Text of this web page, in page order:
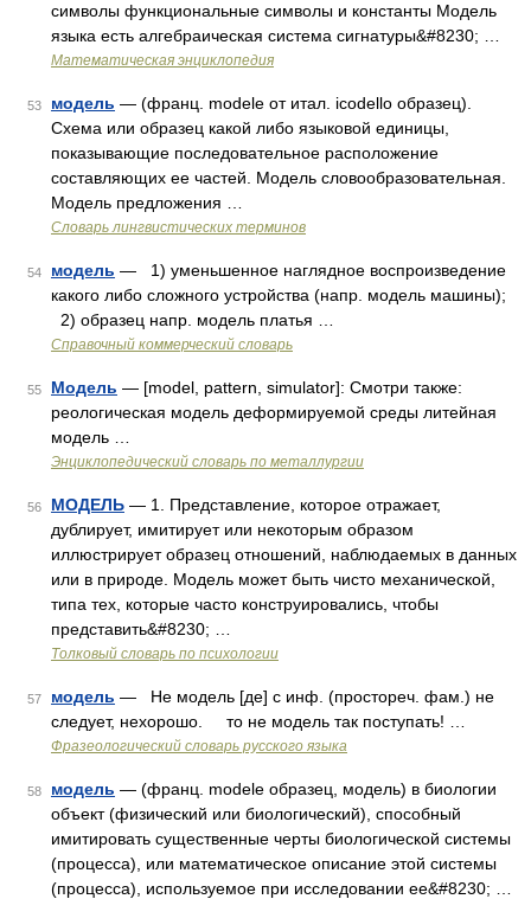
символы функциональные символы и константы Модель
языка есть алгебраическая система сигнатуры&#8230; …
Математическая энциклопедия
53 модель — (франц. modele от итал. icodello образец).
Схема или образец какой либо языковой единицы,
показывающие последовательное расположение
составляющих ее частей. Модель словообразовательная.
Модель предложения …
Словарь лингвистических терминов
54 модель — 1) уменьшенное наглядное воспроизведение
какого либо сложного устройства (напр. модель машины);
2) образец напр. модель платья …
Справочный коммерческий словарь
55 Модель — [model, pattern, simulator]: Смотри также:
реологическая модель деформируемой среды литейная
модель …
Энциклопедический словарь по металлургии
56 МОДЕЛЬ — 1. Представление, которое отражает,
дублирует, имитирует или некоторым образом
иллюстрирует образец отношений, наблюдаемых в данных
или в природе. Модель может быть чисто механической,
типа тех, которые часто конструировались, чтобы
представить&#8230; …
Толковый словарь по психологии
57 модель — Не модель [де] с инф. (простореч. фам.) не
следует, нехорошо. то не модель так поступать! …
Фразеологический словарь русского языка
58 модель — (франц. modele образец, модель) в биологии
объект (физический или биологический), способный
имитировать существенные черты биологической системы
(процесса), или математическое описание этой системы
(процесса), используемое при исследовании ее&#8230; …